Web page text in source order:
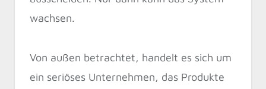
wachsen.
Von außen betrachtet, handelt es sich um
ein seriöses Unternehmen, das Produkte